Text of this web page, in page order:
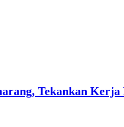
Tekankan